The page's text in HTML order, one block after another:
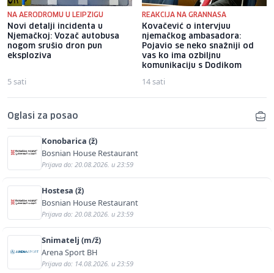
NA AERODROMU U LEIPZIGU
Novi detalji incidenta u
Njemačkoj: Vozač autobusa
nogom srušio dron pun
eksploziva
5 sati
REAKCIJA NA GRANNASA
Kovačević o intervjuu
njemačkog ambasadora:
Pojavio se neko snažniji od
vas ko ima ozbiljnu
komunikaciju s Dodikom
14 sati
Oglasi za posao
Konobarica (ž)
Bosnian House Restaurant
Prijava do: 20.08.2026. u 23:59
Hostesa (ž)
Bosnian House Restaurant
Prijava do: 20.08.2026. u 23:59
Snimatelj (m/ž)
Arena Sport BH
Prijava do: 14.08.2026. u 23:59